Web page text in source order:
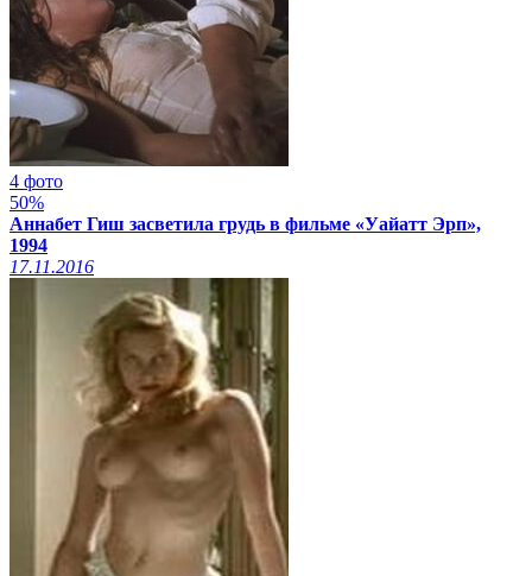
4 фото
50%
Аннабет Гиш засветила грудь в фильме «Уайатт Эрп»,
1994
17.11.2016